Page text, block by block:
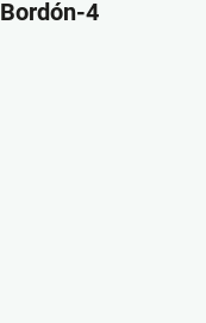
Bordón-4